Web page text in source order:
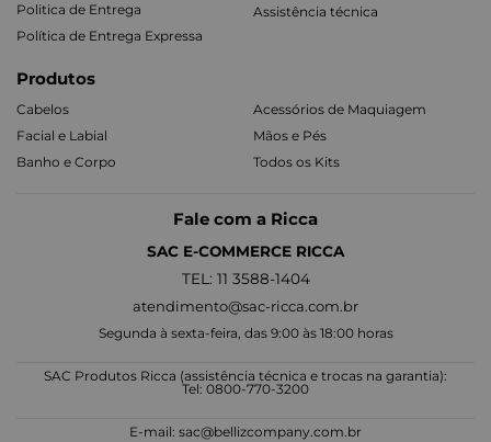
Politica de Entrega
Política de Entrega Expressa
Assistência técnica
Produtos
Cabelos
Facial e Labial
Banho e Corpo
Acessórios de Maquiagem
Mãos e Pés
Todos os Kits
Fale com a Ricca
SAC E-COMMERCE RICCA
TEL: 11 3588-1404
atendimento@sac-ricca.com.br
Segunda à sexta-feira, das 9:00 às 18:00 horas
SAC Produtos Ricca (assistência técnica e trocas na garantia):
Tel: 0800-770-3200
E-mail: sac@bellizcompany.com.br